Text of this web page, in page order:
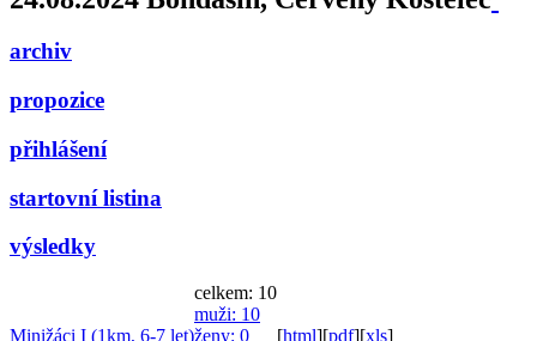
archiv
propozice
přihlášení
startovní listina
výsledky
Minižáci I (1km, 6-7 let)
celkem: 10
muži: 10
ženy: 0
[html][pdf][xls]